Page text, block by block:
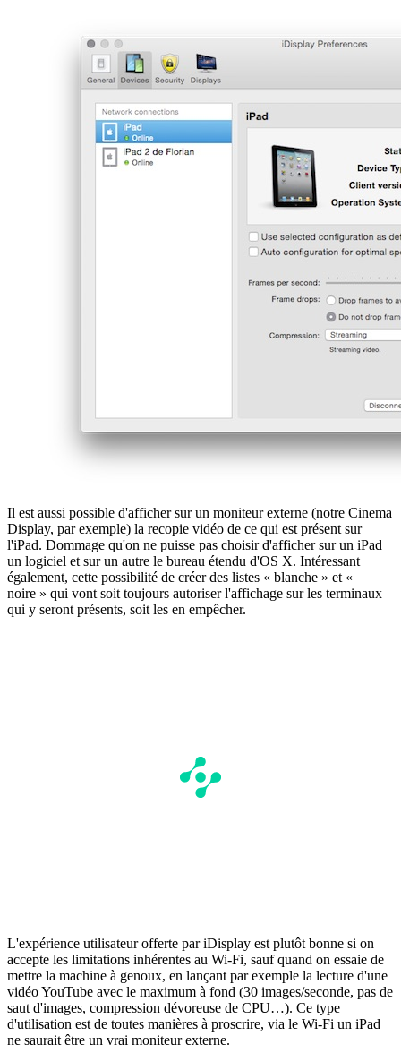
Il est aussi possible d'afficher sur un moniteur externe (notre Cinema
Display, par exemple) la recopie vidéo de ce qui est présent sur
l'iPad. Dommage qu'on ne puisse pas choisir d'afficher sur un iPad
un logiciel et sur un autre le bureau étendu d'OS X. Intéressant
également, cette possibilité de créer des listes « blanche » et «
noire » qui vont soit toujours autoriser l'affichage sur les terminaux
qui y seront présents, soit les en empêcher.
L'expérience utilisateur offerte par iDisplay est plutôt bonne si on
accepte les limitations inhérentes au Wi-Fi, sauf quand on essaie de
mettre la machine à genoux, en lançant par exemple la lecture d'une
vidéo YouTube avec le maximum à fond (30 images/seconde, pas de
saut d'images, compression dévoreuse de CPU…). Ce type
d'utilisation est de toutes manières à proscrire, via le Wi-Fi un iPad
ne saurait être un vrai moniteur externe.